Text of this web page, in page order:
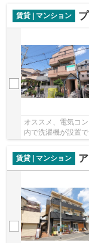
賃貸 | マンション
オススメ、電気コ
内で洗濯機が設置
な室内と魅力的な
賃貸 | マンション